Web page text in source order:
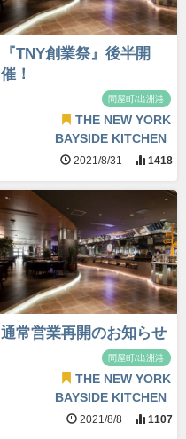
『TNY創業祭』後半開
催！
問屋町/出洲港
THE NEW YORK
BAYSIDE KITCHEN
2021/8/31 1418
通常営業再開のお知らせ
問屋町/出洲港
THE NEW YORK
BAYSIDE KITCHEN
2021/8/8 1107